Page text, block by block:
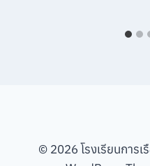
© 2026 โรงเรียนการ